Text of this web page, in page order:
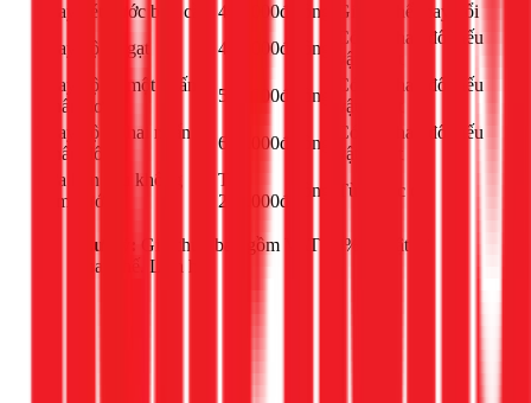
Thay két nước bồn cầu
400.000đ công
Giá có thể thay đổi
Thay bộ xả gạt
450.000đ công
Có thể thay đổi nếu
vật tư tốt
Thay bộ xả một nhấn
(nhấn đơn)
550.000đ công
Có thể thay đổi nếu
vật tư tốt
Thay bộ xả hai nhấn
(nhấn đôi)
650.000đ công
Có thể thay đổi nếu
vật tư tốt
Sửa bồn cầu không
bơm nước
Từ
250.000đ
công Tùy mức độ
Lưu ý:
Giá chưa bao gồm VAT 10% và vật tư
thay thế. Liên hệ